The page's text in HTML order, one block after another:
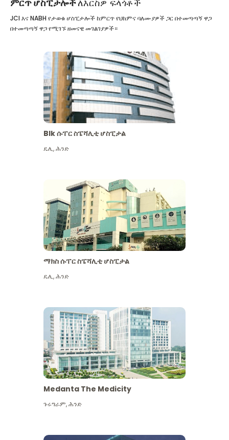
ምርጥ ሆስፒታሎችለእርስዎ ፍላጎቶች
JCI እና NABH የታወቁ ሆስፒታሎች ከምርጥ የህክምና ባለሙያዎች ጋር በተመጣጣኝ ዋጋ
በተመጣጣኝ ዋጋ የሚገኙ ዘመናዊ መገልገያዎች።
Blk ሱፐር ስፔሻሊቲ ሆስፒታል
ዴሊ,ሕንድ
ማክስ ሱፐር ስፔሻሊቲ ሆስፒታል
ዴሊ,ሕንድ
Medanta The Medicity
ጉሩግራም,ሕንድ